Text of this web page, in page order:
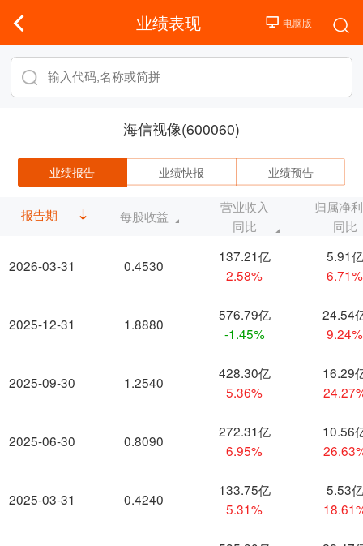
业绩表现
海信视像(600060)
业绩报告 业绩快报 业绩预告
报告期
2026-03-31
2025-12-31
2025-09-30
2025-06-30
2025-03-31
每股收益
营业收入
同比
归属净
同比
0.4530
137.21亿
2.58%
5.91亿
6.71%
1.8880
576.79亿
-1.45%
24.54
9.24%
1.2540
428.30亿
5.36%
16.29
0.8090
272.31亿
6.95%
10.56
0.4240
133.75亿
5.31%
5.53亿